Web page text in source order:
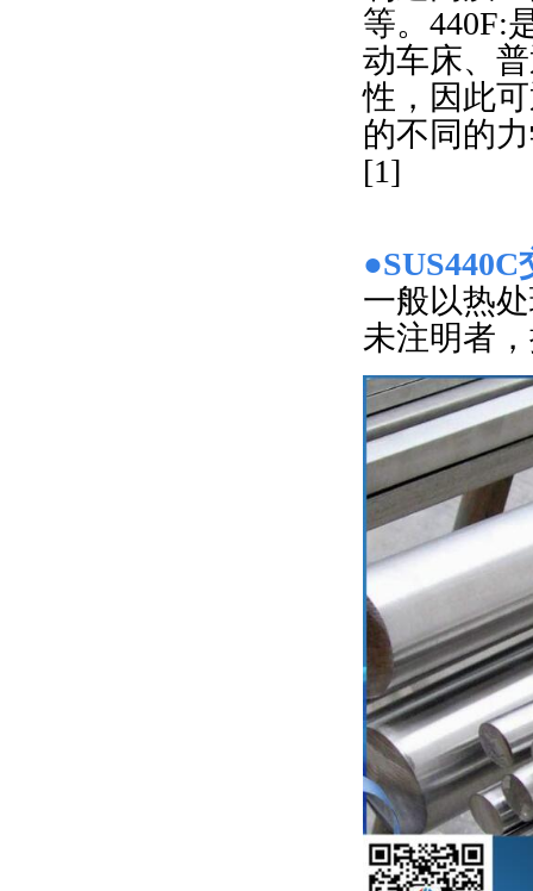
等。440F:
动车床、
性，因此
的不同的
[1]
一般以热
未注明者